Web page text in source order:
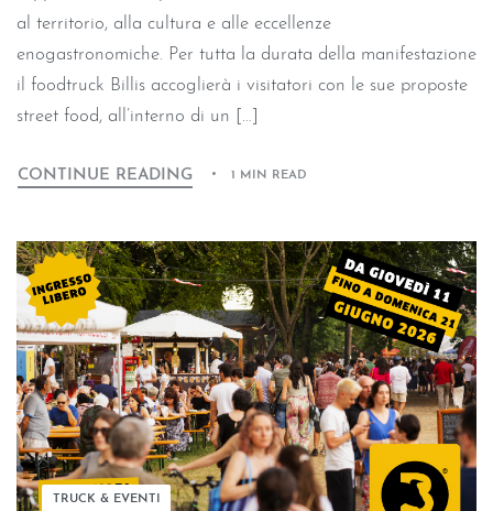
al territorio, alla cultura e alle eccellenze
enogastronomiche. Per tutta la durata della manifestazione
il foodtruck Billis accoglierà i visitatori con le sue proposte
street food, all’interno di un […]
CONTINUE READING 1 MIN READ
TRUCK & EVENTI